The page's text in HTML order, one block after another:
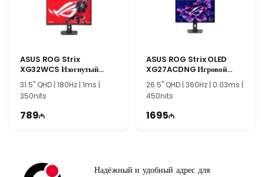
ASUS ROG Strix
XG32WCS Изогнутый
Игровой Монитор
90LM0AC0-B01970
31.5" QHD | 180Hz | 1ms |
350nits
789
ASUS ROG Strix OLED
XG27ACDNG Игровой
Монитор 90LM0AN0-
B01970
26.5" QHD | 360Hz | 0.03ms |
450nits
1695
Надёжный и удобный адрес для